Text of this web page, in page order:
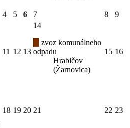
4 5 6 7 8 9
11 12 13
14
zvoz komunálneho
odpadu
Hrabičov
(Žarnovica)
15 16
18 19 20 21 22 23